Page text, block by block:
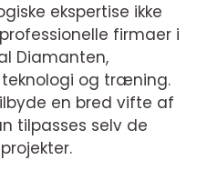
ekspertise ikke
firmaer i
Diamanten,
og træning.
en bred vifte af
tilpasses selv de